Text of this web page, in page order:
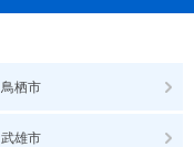
鳥栖市
武雄市